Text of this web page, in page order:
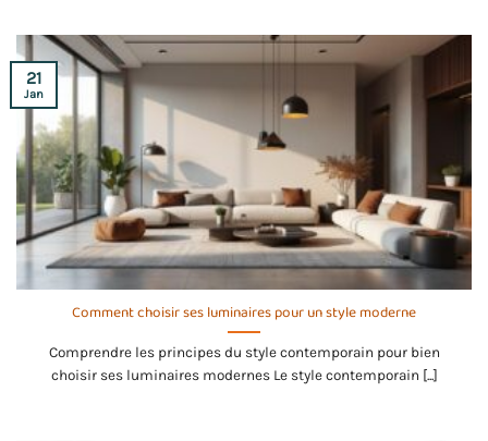
Comment choisir ses luminaires pour un style moderne
Comprendre les principes du style contemporain pour bien
choisir ses luminaires modernes Le style contemporain [...]
21
Jan